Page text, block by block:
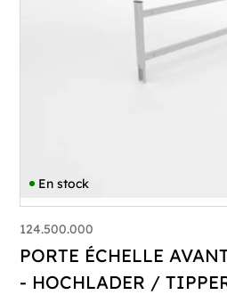
En stock
124.500.000
PORTE ÉCHELLE
- HOCHLADER /